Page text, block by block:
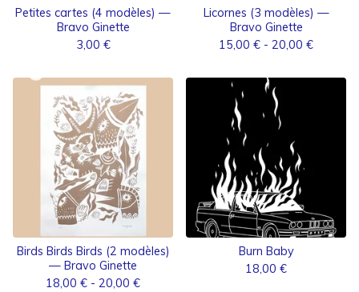
Petites cartes (4 modèles) —
Bravo Ginette
3,00 €
Licornes (3 modèles) —
Bravo Ginette
15,00 € - 20,00 €
Birds Birds Birds (2 modèles)
— Bravo Ginette
18,00 € - 20,00 €
Burn Baby
18,00 €